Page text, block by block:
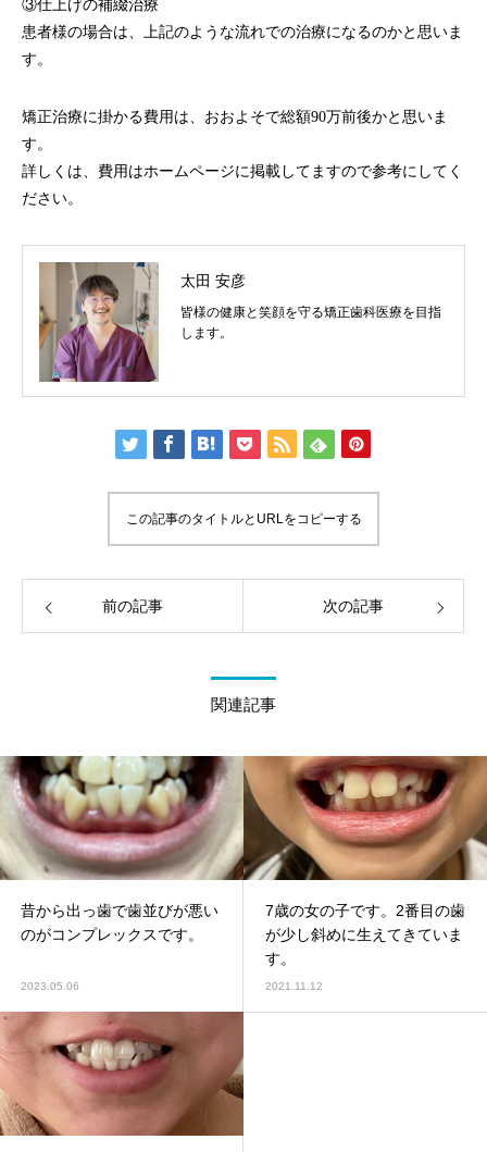
③仕上げの補綴治療
患者様の場合は、上記のような流れでの治療になるのかと思いま
す。
矯正治療に掛かる費用は、おおよそで総額90万前後かと思いま
す。
詳しくは、費用はホームページに掲載してますので参考にしてく
ださい。
太田 安彦
皆様の健康と笑顔を守る矯正歯科医療を目指
します。
この記事のタイトルとURLをコピーする
前の記事 次の記事
関連記事
昔から出っ歯で歯並びが悪い
のがコンプレックスです。
2023.05.06
7歳の女の子です。2番目の歯
が少し斜めに生えてきていま
す。
2021.11.12